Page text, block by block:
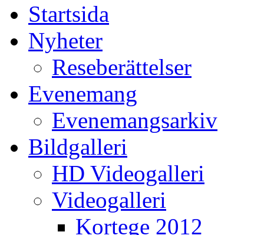
Startsida
Nyheter
Reseberättelser
Evenemang
Evenemangsarkiv
Bildgalleri
HD Videogalleri
Videogalleri
Kortege 2012